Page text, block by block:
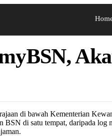
di bawah Kementerian
BSN di satu tempat, daripada log